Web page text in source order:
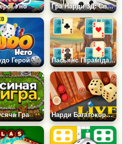
Уно Гра Нарди 3Д: Справжні Кості
Герой Пасьянс Піраміда Троя
Гра Нарди Багатокористувацькі